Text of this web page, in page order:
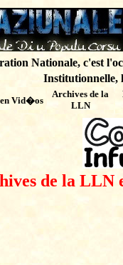
Nationale, c'est
Institutionnelle,
Vid�os
Archives de la
LLN
de la LLN